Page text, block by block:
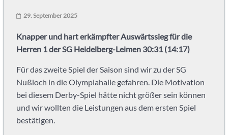
mit
der
Heidelberg-
Leimen:
PSV
Heidelberg
Abteilung
29. September 2025
Knapper und hart erkämpfter Auswärtssieg für die
Herren 1 der SG Heidelberg-Leimen 30:31 (14:17)
Für das zweite Spiel der Saison sind wir zu der SG
Nußloch in die Olympiahalle gefahren. Die Motivation
bei diesem Derby-Spiel hätte nicht größer sein können
und wir wollten die Leistungen aus dem ersten Spiel
bestätigen.